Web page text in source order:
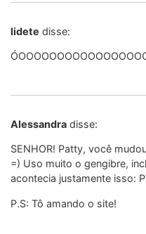
lidete disse:
Alessandra disse:
SENHOR! Patty, você
=) Uso muito o gengibre,
acontecia justamente isso:
P.S: Tô amando o site!